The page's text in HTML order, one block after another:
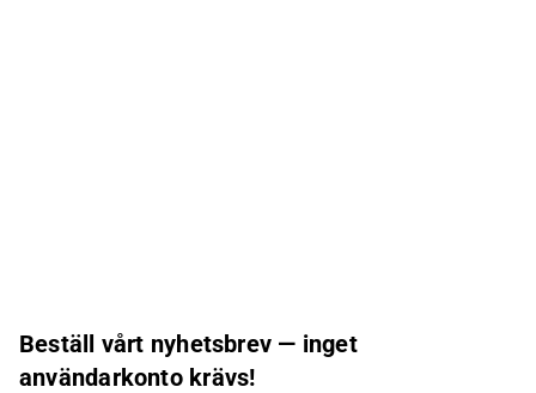
Beställ vårt nyhetsbrev — inget
användarkonto krävs!